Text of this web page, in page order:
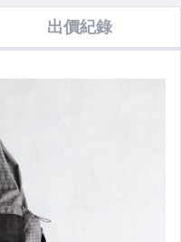
AURORA
出價紀錄